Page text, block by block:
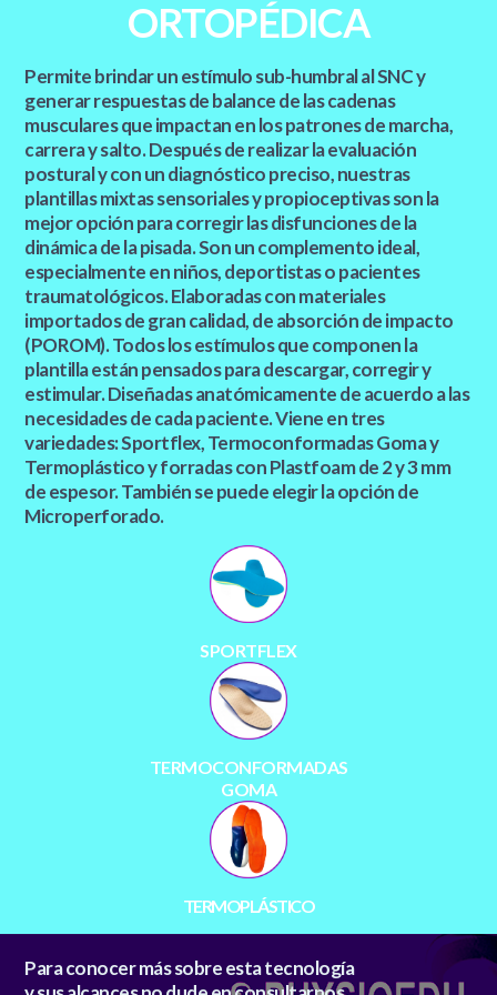
ORTOPÉDICA
Permite brindar un estímulo sub-humbral al SNC y
generar respuestas de balance de las cadenas
musculares que impactan en los patrones de marcha,
carrera y salto. Después de realizar la evaluación
postural y con un diagnóstico preciso, nuestras
plantillas mixtas sensoriales y propioceptivas son la
mejor opción para corregir las disfunciones de la
dinámica de la pisada. Son un complemento ideal,
especialmente en niños, deportistas o pacientes
traumatológicos. Elaboradas con materiales
importados de gran calidad, de absorción de impacto
(POROM). Todos los estímulos que componen la
plantilla están pensados para descargar, corregir y
estimular. Diseñadas anatómicamente de acuerdo a las
necesidades de cada paciente. Viene en tres
variedades: Sportflex, Termoconformadas Goma y
Termoplástico y forradas con Plastfoam de 2 y 3 mm
de espesor. También se puede elegir la opción de
Microperforado.
SPORTFLEX
TERMOCONFORMADAS
GOMA
TERMOPLÁSTICO
Para conocer más sobre esta tecnología